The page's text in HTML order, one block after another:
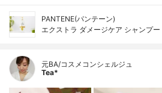
PANTENE(パンテーン)
エクストラ ダメージケア シャンプー
元BA/コスメコンシェルジュ
Tea*